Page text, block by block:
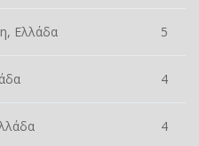
Ελλάδα 5
4
4